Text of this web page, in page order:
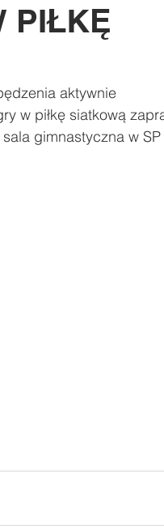
Urodziny
PIŁKĘ
aktywnie
w piłkę siatkową
gimnastyczna w